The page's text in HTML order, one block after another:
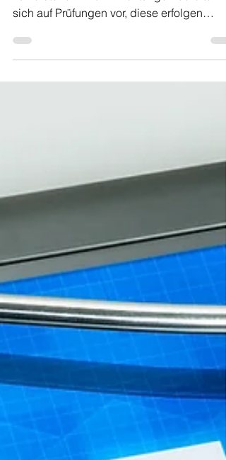
Versorgung
Qualitätssicherung ist als zyklischer
zu verstehen: Die Einrichtungen bereiten